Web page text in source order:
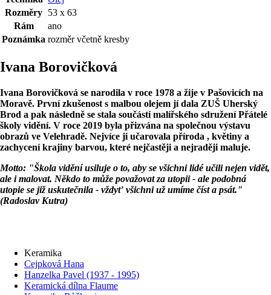
Rozměry 53 x 63
Rám
ano
Poznámka rozměr včetně kresby
Ivana Borovičková
Ivana Borovičková se narodila v roce 1978 a žije v Pašovicích na
Moravě. První zkušenost s malbou olejem jí dala ZUŠ Uherský
Brod a pak následně se stala součástí malířského sdružení Přátelé
školy vidění. V roce 2019 byla přizvána na společnou výstavu
obrazů ve Velehradě. Nejvíce ji učarovala příroda , květiny a
zachycení krajiny barvou, které nejčastěji a nejraději maluje.
Motto: "Škola vidění usiluje o to, aby se všichni lidé učili nejen vidět,
ale i malovat. Někdo to může považovat za utopii - ale podobná
utopie se již uskutečnila - vždyť všichni už umíme číst a psát."
(Radoslav Kutra)
Keramika
Cejpková Hana
Hanzelka Pavel (1937 - 1995)
Keramická dílna Flaume